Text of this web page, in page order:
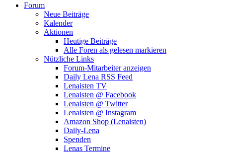
Forum
Neue Beiträge
Kalender
Aktionen
Heutige Beiträge
Alle Foren als gelesen markieren
Nützliche Links
Forum-Mitarbeiter anzeigen
Daily Lena RSS Feed
Lenaisten TV
Lenaisten @ Facebook
Lenaisten @ Twitter
Lenaisten @ Instagram
Amazon Shop (Lenaisten)
Daily-Lena
Spenden
Lenas Termine